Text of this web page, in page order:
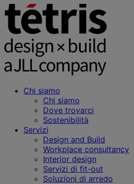
Chi siamo
Chi siamo
Dove trovarci
Sostenibilità
Servizi
Design and Build
Workplace consultancy
Interior design
Servizi di fit-out
Soluzioni di arredo